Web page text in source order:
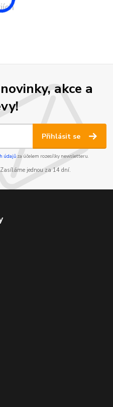
akce a
Přihlásit se
údajůza účelem rozesílky newsletteru.
jednou za 14 dní.